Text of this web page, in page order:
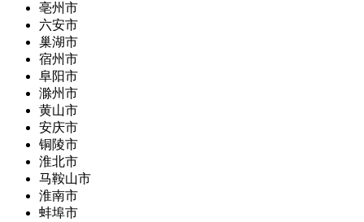
亳州市
六安市
巢湖市
宿州市
阜阳市
滁州市
黄山市
安庆市
铜陵市
淮北市
马鞍山市
淮南市
蚌埠市